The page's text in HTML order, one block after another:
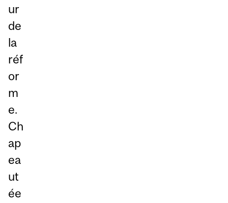
ur
de
la
réf
or
m
e.
Ch
ap
ea
ut
ée